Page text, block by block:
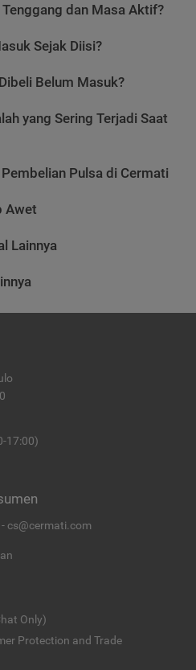
dan Masa Aktif?
Sejak Diisi?
Belum Masuk?
yang Sering Terjadi Saat
Pulsa di Cermati
Awet
Lainnya
17:00)
cs@cermati.com
Only)
Protection and Trade